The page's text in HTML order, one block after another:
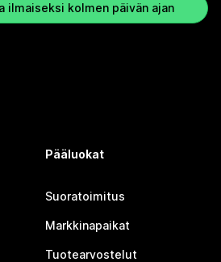
ilmaiseksi kolmen päivän ajan
Pääluokat
Suoratoimitus
Markkinapaikat
Tuotearvostelut